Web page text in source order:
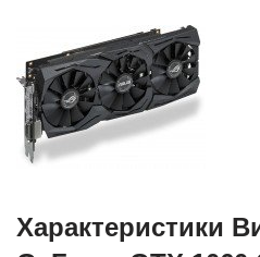
Характеристики